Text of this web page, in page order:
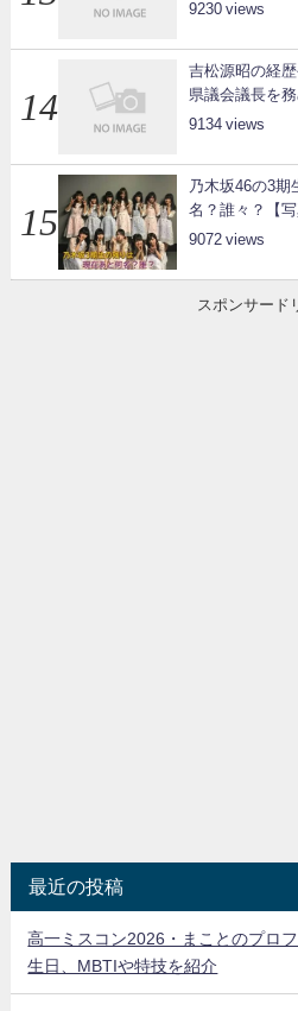
9230
吉松源昭の経
県議会議長を
9134
乃木坂46の3
名？誰々？【写
9072
スポンサード
最近の投稿
高一ミスコン2026・まことのプロ
生日、MBTIや特技を紹介